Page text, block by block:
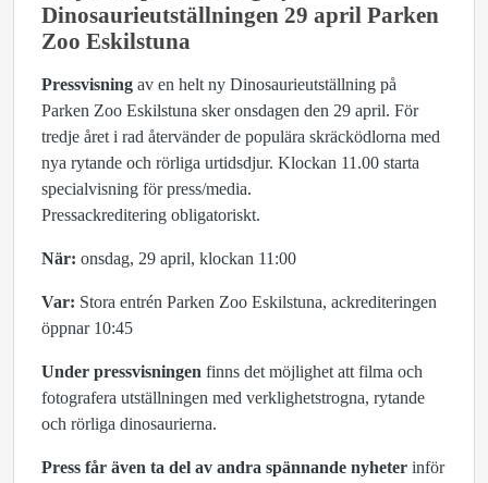
Dinosaurieutställningen 29 april Parken
Zoo Eskilstuna
Pressvisning av en helt ny Dinosaurieutställning på
Parken Zoo Eskilstuna sker onsdagen den 29 april. För
tredje året i rad återvänder de populära skräcködlorna med
nya rytande och rörliga urtidsdjur. Klockan 11.00 starta
specialvisning för press/media.
Pressackreditering obligatoriskt.
När: onsdag, 29 april, klockan 11:00
Var: Stora entrén Parken Zoo Eskilstuna, ackrediteringen
öppnar 10:45
Under pressvisningen finns det möjlighet att filma och
fotografera utställningen med verklighetstrogna, rytande
och rörliga dinosaurierna.
Press får även ta del av andra spännande nyheter inför